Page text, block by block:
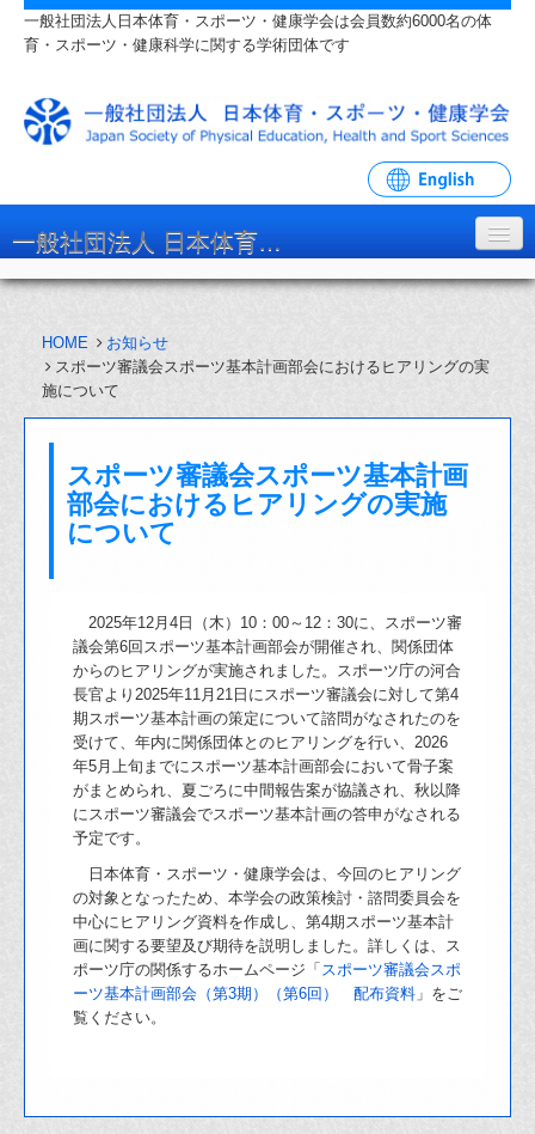
一般社団法人日本体育・スポーツ・健康学会は会員数約6000名の体
育・スポーツ・健康科学に関する学術団体です
一般社団法人 日本体育・スポーツ・健康学会
入会・各種手続
学会大会・研究会
リンク・関連団体
お問い合わせ
HOME
お知らせ
スポーツ審議会スポーツ基本計画部会におけるヒアリングの実
施について
スポーツ審議会スポーツ基本計画
部会におけるヒアリングの実施
について
2025年12月4日（木）10：00～12：30に、スポーツ審
議会第6回スポーツ基本計画部会が開催され、関係団体
からのヒアリングが実施されました。スポーツ庁の河合
長官より2025年11月21日にスポーツ審議会に対して第4
期スポーツ基本計画の策定について諮問がなされたのを
受けて、年内に関係団体とのヒアリングを行い、2026
年5月上旬までにスポーツ基本計画部会において骨子案
がまとめられ、夏ごろに中間報告案が協議され、秋以降
にスポーツ審議会でスポーツ基本計画の答申がなされる
予定です。
日本体育・スポーツ・健康学会は、今回のヒアリング
の対象となったため、本学会の政策検討・諮問委員会を
中心にヒアリング資料を作成し、第4期スポーツ基本計
画に関する要望及び期待を説明しました。詳しくは、ス
ポーツ庁の関係するホームページ「 スポーツ審議会スポ
ーツ基本計画部会（第3期）（第6回） 配布資料 」をご
覧ください。